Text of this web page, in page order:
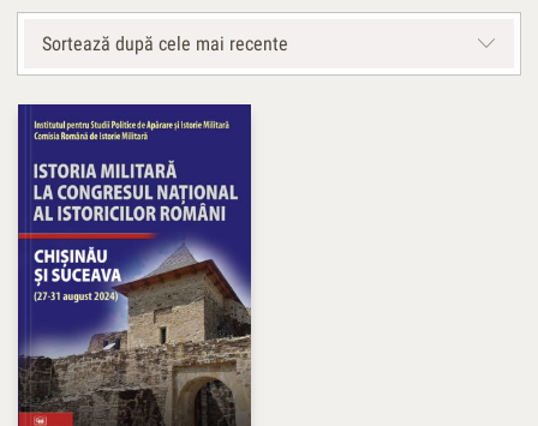
Sortează după cele mai recente